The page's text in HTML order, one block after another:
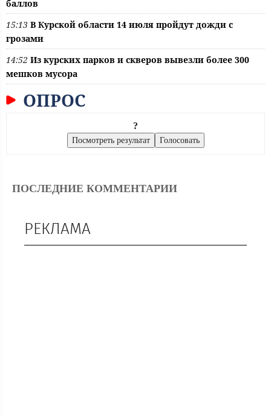
баллов
15:13 В Курской области 14 июля пройдут дожди с
грозами
14:52 Из курских парков и скверов вывезли более 300
мешков мусора
ОПРОС
?
ПОСЛЕДНИЕ КОММЕНТАРИИ
РЕКЛАМА